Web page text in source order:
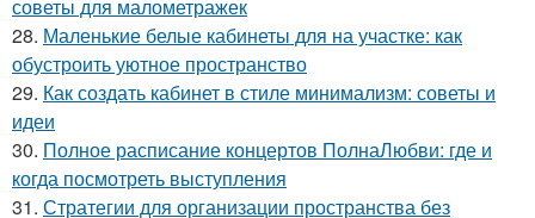
советы для малометражек
28. Маленькие белые кабинеты для на участке: как
обустроить уютное пространство
29. Как создать кабинет в стиле минимализм: советы и
идеи
30. Полное расписание концертов ПолнаЛюбви: где и
когда посмотреть выступления
31. Стратегии для организации пространства без